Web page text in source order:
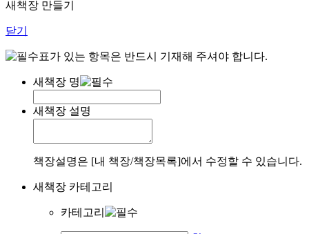
새책장 만들기
닫기
표가 있는 항목은 반드시 기재해 주셔야 합니다.
새책장 명
새책장 설명
책장설명은 [내 책장/책장목록]에서 수정할 수 있습니다.
새책장 카테고리
카테고리